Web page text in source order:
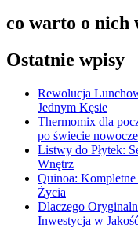
co warto o nich
Ostatnie wpisy
Rewolucja
Jednym Kęsie
Thermomix dla
po świecie
Listwy do Płytek:
Wnętrz
Quinoa:
Życia
Dlaczego
Inwestycja w